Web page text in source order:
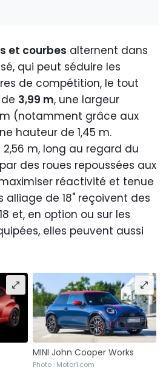
et courbes alternent dans
qui peut séduire les
de compétition, le tout
3,99 m, une largeur
m (notamment grâce aux
hauteur de 1,45 m.
m, long au regard du
des roues repoussées aux
réactivité et tenue
alliage de 18" reçoivent des
et, en option ou sur les
elles peuvent aussi
MINI John Cooper Works
Photo : Motor1.com